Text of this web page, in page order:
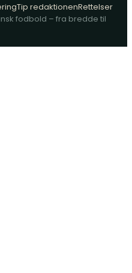
Tip redaktionenRettelser
fodbold – fra bredde til